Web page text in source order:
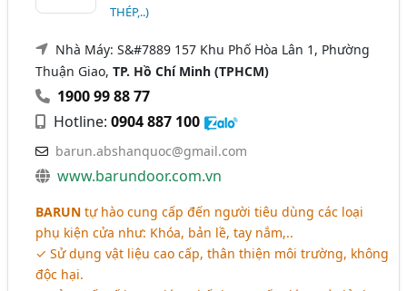
THÉP,..)
Nhà Máy: S&#7889 157 Khu Phố Hòa Lân 1, Phường
Thuận Giao,TP. Hồ Chí Minh (TPHCM)
1900 99 88 77
Hotline:0904 887 100
barun.abshanquoc@gmail.com
www.barundoor.com.vn
BARUN tự hào cung cấp đến người tiêu dùng các loại
phụ kiện cửa như: Khóa, bản lề, tay nắm,..
✓ Sử dụng vật liệu cao cấp, thân thiện môi trường, không
độc hại.